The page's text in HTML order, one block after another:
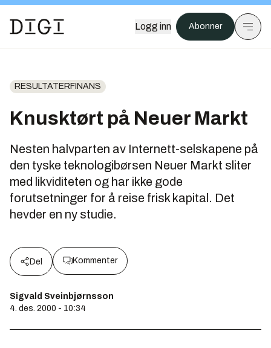
Logg inn Abonner
RESULTATERFINANS
Knusktørt på Neuer Markt
Nesten halvparten av Internett-selskapene på
den tyske teknologibørsen Neuer Markt sliter
med likviditeten og har ikke gode
forutsetninger for å reise frisk kapital. Det
hevder en ny studie.
Del Kommenter
Sigvald Sveinbjørnsson
4. des. 2000 - 10:34